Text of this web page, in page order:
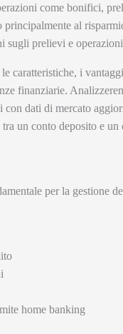
come bonifici,
al
sugli prelievi e
caratteristiche, i
finanziarie.
dati di mercato
un conto deposito e
per la gestione
home banking